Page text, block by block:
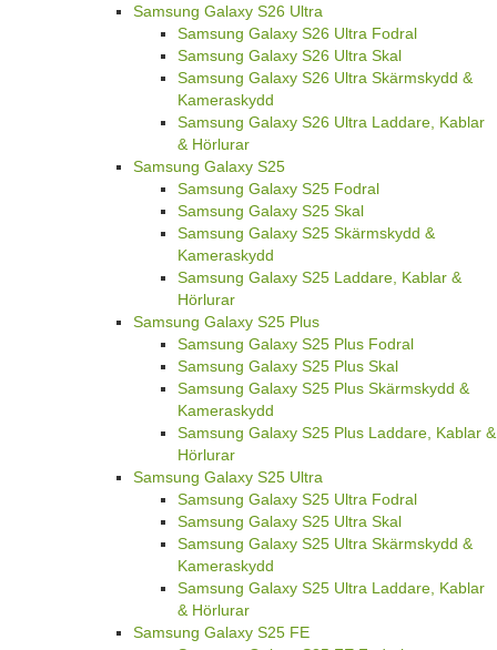
Samsung Galaxy S26 Ultra
Samsung Galaxy S26 Ultra Fodral
Samsung Galaxy S26 Ultra Skal
Samsung Galaxy S26 Ultra Skärmskydd &
Kameraskydd
Samsung Galaxy S26 Ultra Laddare, Kablar
& Hörlurar
Samsung Galaxy S25
Samsung Galaxy S25 Fodral
Samsung Galaxy S25 Skal
Samsung Galaxy S25 Skärmskydd &
Kameraskydd
Samsung Galaxy S25 Laddare, Kablar &
Hörlurar
Samsung Galaxy S25 Plus
Samsung Galaxy S25 Plus Fodral
Samsung Galaxy S25 Plus Skal
Samsung Galaxy S25 Plus Skärmskydd &
Kameraskydd
Samsung Galaxy S25 Plus Laddare, Kablar &
Hörlurar
Samsung Galaxy S25 Ultra
Samsung Galaxy S25 Ultra Fodral
Samsung Galaxy S25 Ultra Skal
Samsung Galaxy S25 Ultra Skärmskydd &
Kameraskydd
Samsung Galaxy S25 Ultra Laddare, Kablar
& Hörlurar
Samsung Galaxy S25 FE